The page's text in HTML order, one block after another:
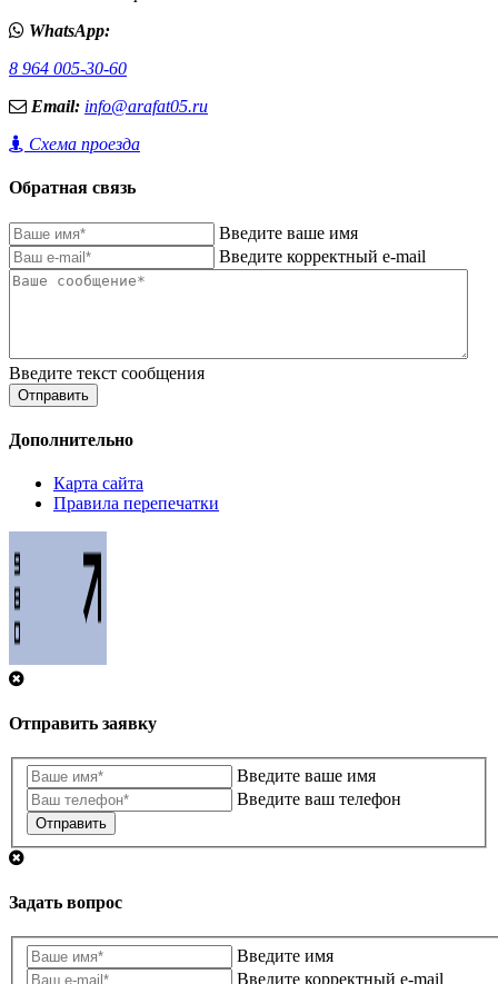
WhatsApp:
8 964 005-30-60
Email: info@arafat05.ru
Схема проезда
Обратная связь
Введите ваше имя
Введите корректный e-mail
Введите текст сообщения
Отправить
Дополнительно
Карта сайта
Правила перепечатки
Отправить заявку
Введите ваше имя
Введите ваш телефон
Отправить
Задать вопрос
Введите имя
Введите корректный e-mail